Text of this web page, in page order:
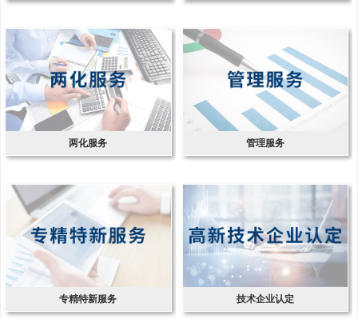
两化服务 管理服务
专精特新服务 技术企业认定